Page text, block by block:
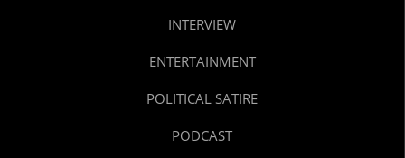
INTERVIEW
ENTERTAINMENT
POLITICAL SATIRE
PODCAST